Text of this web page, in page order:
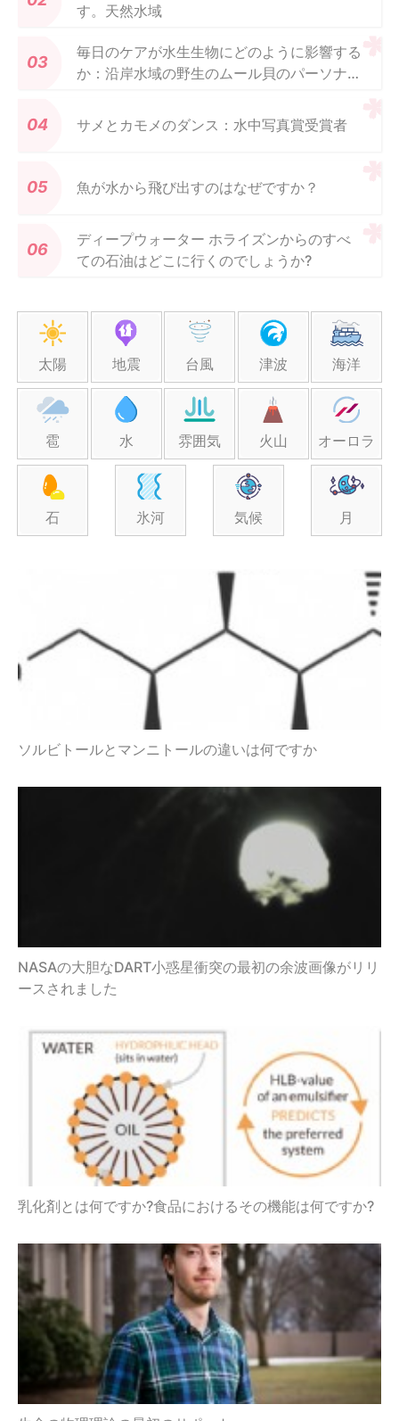
す。天然水域
毎日のケアが水生生物にどのように影響する
か：沿岸水域の野生のムール貝のパーソナル
サメとカモメのダンス：水中写真賞受賞者
魚が水から飛び出すのはなぜですか？
ディープウォーター ホライズンからのすべ
ての石油はどこに行くのでしょうか?
太陽 地震 台風 津波 海洋
雹 水 雰囲気 火山 オーロラ
石 氷河 気候 月
ソルビトールとマンニトールの違いは何ですか
NASAの大胆なDART小惑星衝突の最初の余波画像がリリ
ースされました
乳化剤とは何ですか?食品におけるその機能は何ですか?